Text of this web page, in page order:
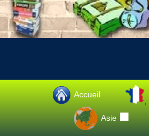
Accueil
Asie